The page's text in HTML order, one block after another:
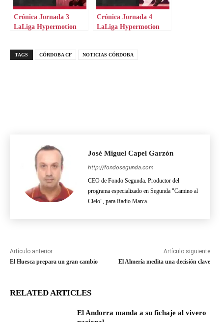
Crónica Jornada 3
LaLiga Hypermotion
Crónica Jornada 4
LaLiga Hypermotion
TAGS CÓRDOBA CF NOTICIAS CÓRDOBA
José Miguel Capel Garzón
http://fondosegunda.com
CEO de Fondo Segunda. Productor del
programa especializado en Segunda "Camino al
Cielo", para Radio Marca.
Artículo anterior
El Huesca prepara un gran cambio
Artículo siguiente
El Almería medita una decisión clave
RELATED ARTICLES
El Andorra manda a su fichaje al vivero